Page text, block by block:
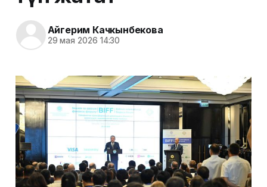
Айгерим Качкынбекова
29 мая 2026 14:30